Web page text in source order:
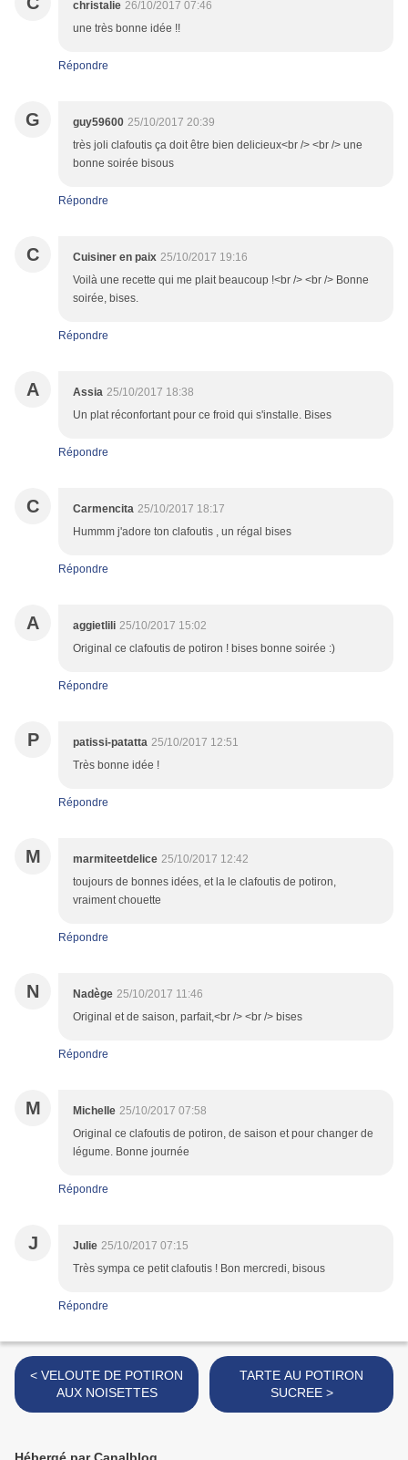
christalie 26/10/2017 07:46
une très bonne idée !!
Répondre
G guy59600 25/10/2017 20:39
très joli clafoutis ça doit être bien delicieux<br /> <br /> une
bonne soirée bisous
Répondre
C Cuisiner en paix 25/10/2017 19:16
Voilà une recette qui me plait beaucoup !<br /> <br /> Bonne
soirée, bises.
Répondre
A Assia 25/10/2017 18:38
Un plat réconfortant pour ce froid qui s'installe. Bises
Répondre
C Carmencita 25/10/2017 18:17
Hummm j'adore ton clafoutis , un régal bises
Répondre
A aggietlili 25/10/2017 15:02
Original ce clafoutis de potiron ! bises bonne soirée :)
Répondre
P patissi-patatta 25/10/2017 12:51
Très bonne idée !
Répondre
M marmiteetdelice 25/10/2017 12:42
toujours de bonnes idées, et la le clafoutis de potiron,
vraiment chouette
Répondre
N Nadège 25/10/2017 11:46
Original et de saison, parfait,<br /> <br /> bises
Répondre
M Michelle 25/10/2017 07:58
Original ce clafoutis de potiron, de saison et pour changer de
légume. Bonne journée
Répondre
J Julie 25/10/2017 07:15
Très sympa ce petit clafoutis ! Bon mercredi, bisous
Répondre
< VELOUTE DE POTIRON
AUX NOISETTES
TARTE AU POTIRON
SUCREE >